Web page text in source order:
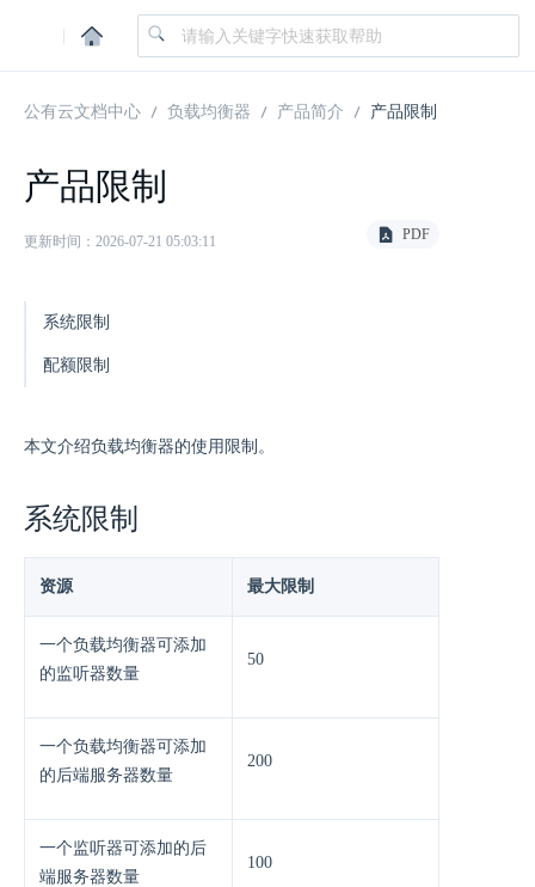
|
公有云文档中心 负载均衡器 产品简介 产品限制
产品限制
更新时间：2026-07-21 05:03:11 PDF
系统限制
配额限制
本文介绍负载均衡器的使用限制。
系统限制
资源 最大限制
一个负载均衡器可添加
的监听器数量
50
一个负载均衡器可添加
的后端服务器数量
200
一个监听器可添加的后
端服务器数量
100